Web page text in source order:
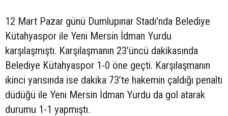
12 Mart Pazar günü Dumlupınar Stadı'nda Belediye
Kütahyaspor ile Yeni Mersin İdman Yurdu
karşılaşmıştı. Karşılaşmanın 23’üncü dakikasında
Belediye Kütahyaspor 1-0 öne geçti. Karşılaşmanın
ikinci yarısında ise dakika 73’te hakemin çaldığı penaltı
düdüğü ile Yeni Mersin İdman Yurdu da gol atarak
durumu 1-1 yapmıştı.